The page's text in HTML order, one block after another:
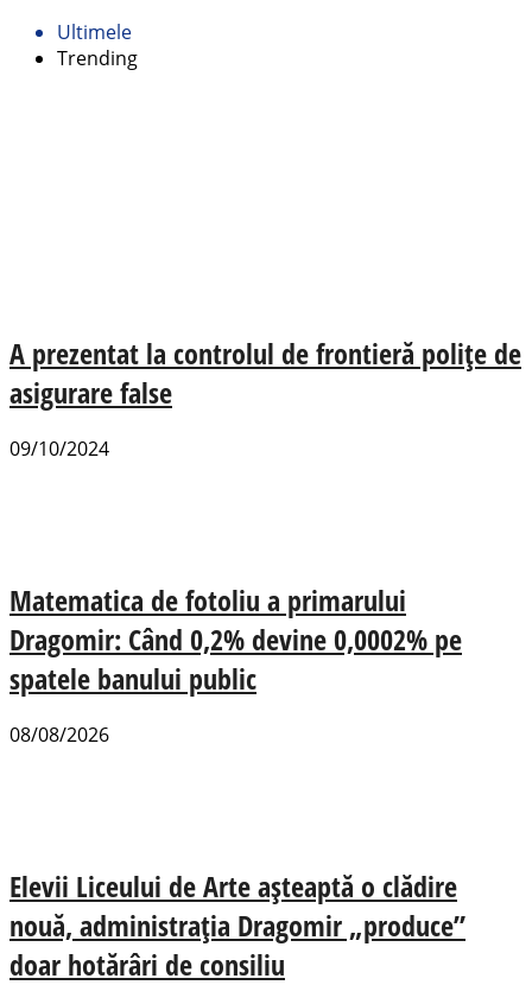
Ultimele
Trending
A prezentat la controlul de frontieră polițe de
asigurare false
09/10/2024
Matematica de fotoliu a primarului
Dragomir: Când 0,2% devine 0,0002% pe
spatele banului public
08/08/2026
Elevii Liceului de Arte așteaptă o clădire
nouă, administrația Dragomir „produce”
doar hotărâri de consiliu